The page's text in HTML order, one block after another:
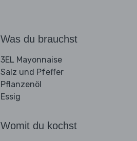
Was du brauchst
3EL Mayonnaise
Salz und Pfeffer
Pflanzenöl
Essig
Womit du kochst